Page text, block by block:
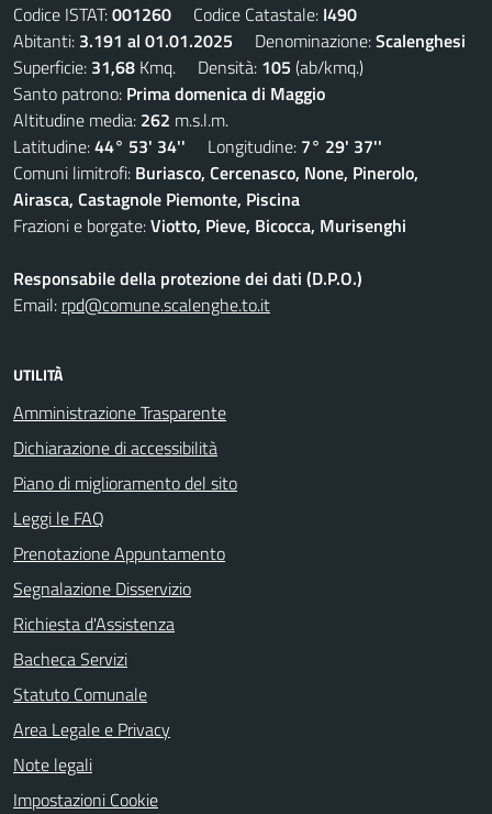
Codice ISTAT:001260 Codice Catastale: I490
Abitanti: 3.191 al 01.01.2025 Denominazione:Scalenghesi
Superficie: 31,68 Kmq. Densità: 105 (ab/kmq.)
Santo patrono: Prima domenica di Maggio
Altitudine media: 262 m.s.l.m.
Latitudine:44° 53' 34'' Longitudine: 7° 29' 37''
Comuni limitrofi: Buriasco, Cercenasco, None, Pinerolo,
Airasca, Castagnole Piemonte, Piscina
Frazioni e borgate:Viotto, Pieve, Bicocca, Murisenghi
Responsabile della protezione dei dati (D.P.O.)
Email: rpd@comune.scalenghe.to.it
UTILITÀ
Amministrazione Trasparente
Dichiarazione di accessibilità
Piano di miglioramento del sito
Leggi le FAQ
Prenotazione Appuntamento
Segnalazione Disservizio
Richiesta d'Assistenza
Bacheca Servizi
Statuto Comunale
Area Legale e Privacy
Note legali
Impostazioni Cookie